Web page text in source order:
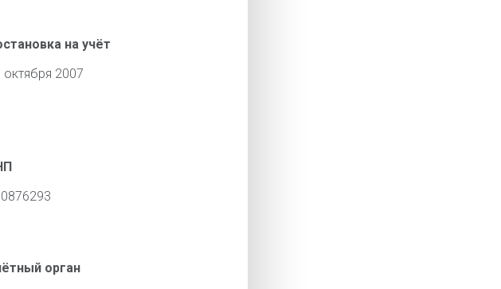
на учёт
октября 2007
орган